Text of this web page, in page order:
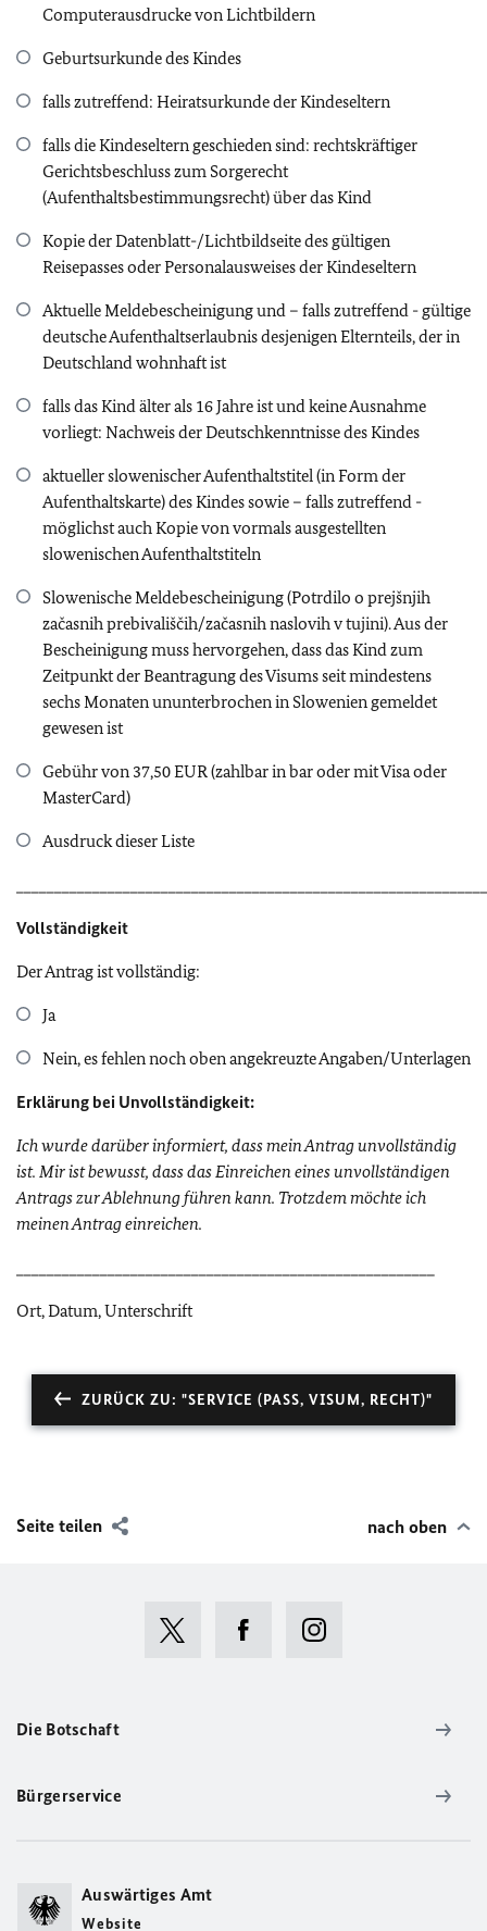
Computerausdrucke von Lichtbildern
Geburtsurkunde des Kindes
falls zutreffend: Heiratsurkunde der Kindeseltern
falls die Kindeseltern geschieden sind: rechtskräftiger
Gerichtsbeschluss zum Sorgerecht
(Aufenthaltsbestimmungsrecht) über das Kind
Kopie der Datenblatt-/Lichtbildseite des gültigen
Reisepasses oder Personalausweises der Kindeseltern
Aktuelle Meldebescheinigung und – falls zutreffend - gültige
deutsche Aufenthaltserlaubnis desjenigen Elternteils, der in
Deutschland wohnhaft ist
falls das Kind älter als 16 Jahre ist und keine Ausnahme
vorliegt: Nachweis der Deutschkenntnisse des Kindes
aktueller slowenischer Aufenthaltstitel (in Form der
Aufenthaltskarte) des Kindes sowie – falls zutreffend -
möglichst auch Kopie von vormals ausgestellten
slowenischen Aufenthaltstiteln
Slowenische Meldebescheinigung (Potrdilo o prejšnjih
začasnih prebivališčih/začasnih naslovih v tujini). Aus der
Bescheinigung muss hervorgehen, dass das Kind zum
Zeitpunkt der Beantragung des Visums seit mindestens
sechs Monaten ununterbrochen in Slowenien gemeldet
gewesen ist
Gebühr von 37,50 EUR (zahlbar in bar oder mit Visa oder
MasterCard)
Ausdruck dieser Liste
Vollständigkeit
Der Antrag ist vollständig:
Ja
Nein, es fehlen noch oben angekreuzte Angaben/Unterlagen
Erklärung bei Unvollständigkeit:
Ich wurde darüber informiert, dass mein Antrag unvollständig
ist. Mir ist bewusst, dass das Einreichen eines unvollständigen
Antrags zur Ablehnung führen kann. Trotzdem möchte ich
meinen Antrag einreichen.
Ort, Datum, Unterschrift
ZURÜCK ZU: "SERVICE (PASS, VISUM, RECHT)"
Seite teilen nach oben
Die Botschaft
Bürgerservice
Auswärtiges Amt
Website